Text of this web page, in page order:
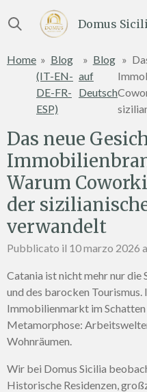
al
principale
Domus
Home » Blog
(IT-EN-
DE-FR-
ESP)
» Blog
auf
Deutsch
»
Das neue
Warum
der
verwandelt
Pubblicato il 10 marzo 2026
Catania ist nicht mehr nur die
und des barocken
Immobilienmarkt im
Metamorphose:
Wohnräumen.
Wir bei Domus Sicilia
Historische Residenzen,